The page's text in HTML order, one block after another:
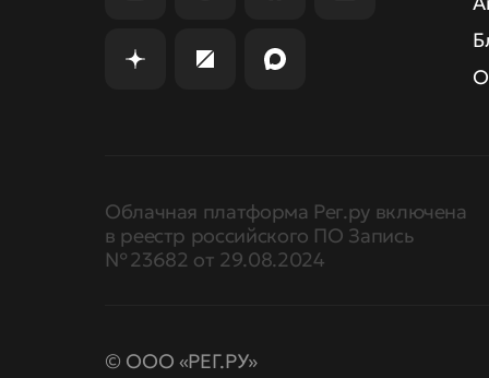
Облачная платформа Рег.ру включена
в реестр российского ПО Запись
№ 23682 от 29.08.2024
© ООО «РЕГ.РУ»